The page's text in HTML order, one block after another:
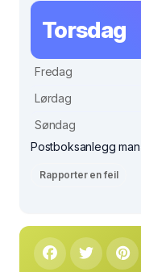
Torsdag
Fredag
Lørdag
Søndag
Postboksanlegg
Rapporter en feil